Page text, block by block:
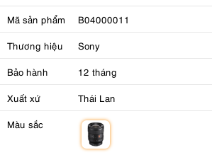
Mã sản phẩm B04000011
Thương hiệu Sony
Bảo hành 12 tháng
Xuất xứ Thái Lan
Màu sắc